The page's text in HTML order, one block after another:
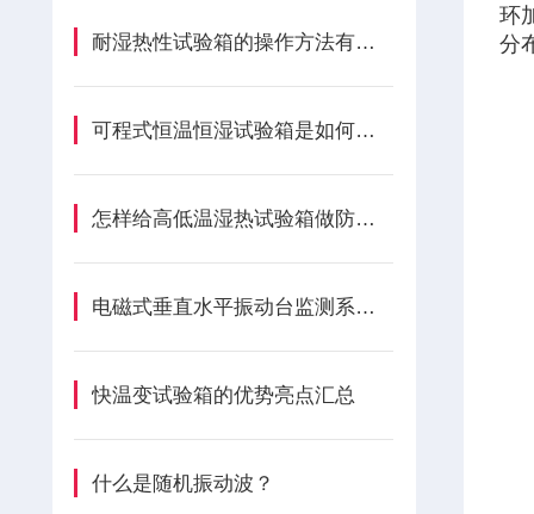
耐湿热性试验箱的操作方法有哪些
可程式恒温恒湿试验箱是如何实现温湿度的？
怎样给高低温湿热试验箱做防锈处理呢？
电磁式垂直水平振动台监测系统如何进行精度校准？
快温变试验箱的优势亮点汇总
什么是随机振动波？
环
分